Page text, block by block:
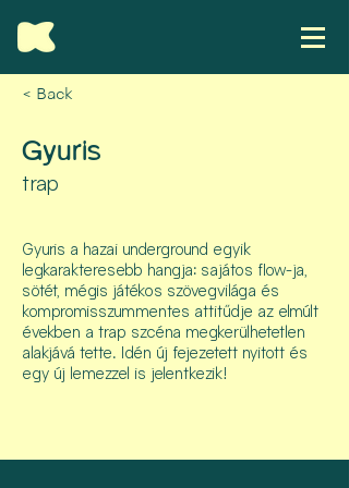
< Back
Gyuris
trap
Gyuris a hazai underground egyik
legkarakteresebb hangja: sajátos flow-ja,
sötét, mégis játékos szövegvilága és
kompromisszummentes attitűdje az elmúlt
években a trap szcéna megkerülhetetlen
alakjává tette. Idén új fejezetett nyitott és
egy új lemezzel is jelentkezik!